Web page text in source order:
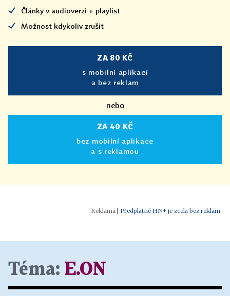
Články v audioverzi + playlist
Možnost kdykoliv zrušit
ZA 80 KČ
s mobilní aplikací
a bez reklam
nebo
ZA 40 KČ
bez mobilní aplikace
a s reklamou
Předplatné HN+ je zcela bez reklam.
Téma: E.ON